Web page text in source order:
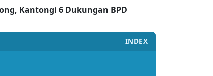
Kantongi 6 Dukungan BPD
INDEX